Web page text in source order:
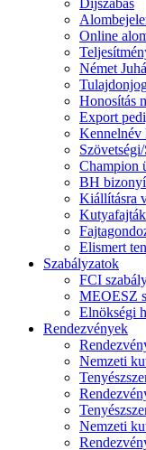
Díjszabás
Online
Német
Honosítás
Export
Kennelnév
Champion
BH
Kiállításra
Kutyafajták
Elismert
Szabályzatok
FCI
MEOESZ
Elnökségi
Rendezvények
Nemzeti
Nemzeti